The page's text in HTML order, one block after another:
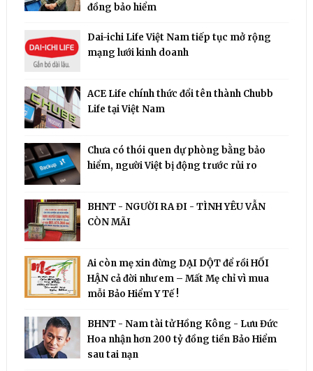
đồng bảo hiểm
Dai-ichi Life Việt Nam tiếp tục mở rộng
mạng lưới kinh doanh
ACE Life chính thức đổi tên thành Chubb
Life tại Việt Nam
Chưa có thói quen dự phòng bằng bảo
hiểm, người Việt bị động trước rủi ro
BHNT - NGƯỜI RA ĐI - TÌNH YÊU VẪN
CÒN MÃI
Ai còn mẹ xin đừng DẠI DỘT để rồi HỐI
HẬN cả đời như em – Mất Mẹ chỉ vì mua
mỗi Bảo Hiểm Y Tế !
BHNT - Nam tài tử Hồng Kông - Lưu Đức
Hoa nhận hơn 200 tỷ đồng tiền Bảo Hiểm
sau tai nạn